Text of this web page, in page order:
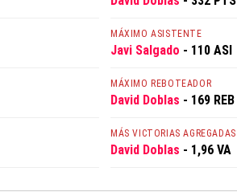
MÁXIMO ASISTENTE
Javi Salgado - 110 ASI
MÁXIMO REBOTEADOR
David Doblas - 169 REB
MÁS VICTORIAS AGREGADAS
David Doblas - 1,96 VA